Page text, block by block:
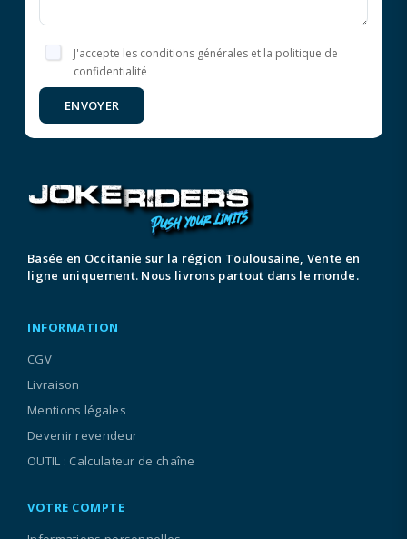
J'accepte les conditions générales et la politique de
confidentialité
ENVOYER
Basée en Occitanie sur la région Toulousaine, Vente en
ligne uniquement. Nous livrons partout dans le monde.
INFORMATION
CGV
Livraison
Mentions légales
Devenir revendeur
OUTIL : Calculateur de chaîne
VOTRE COMPTE